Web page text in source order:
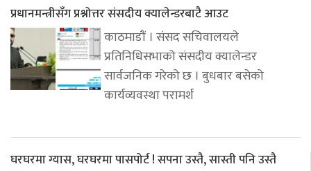
प्रधानमन्त्रीसँग प्रश्नोत्तर संसदीय क्यालेन्डरबाटै आउट
काठमाडौं । संसद सचिवालयले
प्रतिनिधिसभाको संसदीय क्यालेन्डर
सार्वजनिक गरेको छ । बुधबार बसेको
कार्यव्यवस्था परामर्श
घरघरमा ग्यास, घरघरमा पासपोर्ट ! सपना उस्तै, सास्ती पनि उस्तै